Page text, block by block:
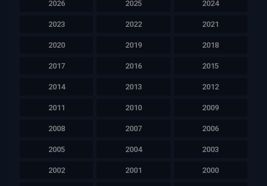
2026 2025 2024
2023 2022 2021
2020 2019 2018
2017 2016 2015
2014 2013 2012
2011 2010 2009
2008 2007 2006
2005 2004 2003
2002 2001 2000